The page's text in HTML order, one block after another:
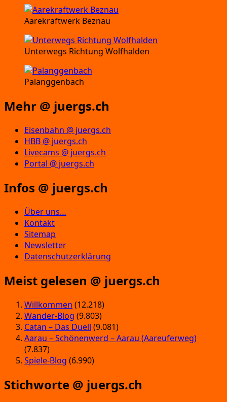
Aarekraftwerk Beznau
Unterwegs Richtung Wolfhalden
Palanggenbach
Mehr @ juergs.ch
Eisenbahn @ juergs.ch
HBB @ juergs.ch
Livecams @ juergs.ch
Portal @ juergs.ch
Infos @ juergs.ch
Über uns…
Kontakt
Sitemap
Newsletter
Datenschutzerklärung
Meist gelesen @ juergs.ch
Willkommen (12.218)
Wander-Blog (9.803)
Catan – Das Duell (9.081)
Aarau – Schönenwerd – Aarau (Aareuferweg)
(7.837)
Spiele-Blog (6.990)
Stichworte @ juergs.ch